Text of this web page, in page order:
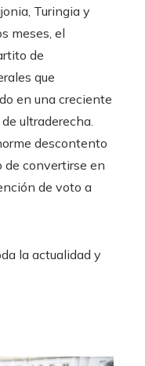
Turingia y
meses, el
de
que
en una creciente
ultraderecha.
descontento
de convertirse en
de voto a
la actualidad y